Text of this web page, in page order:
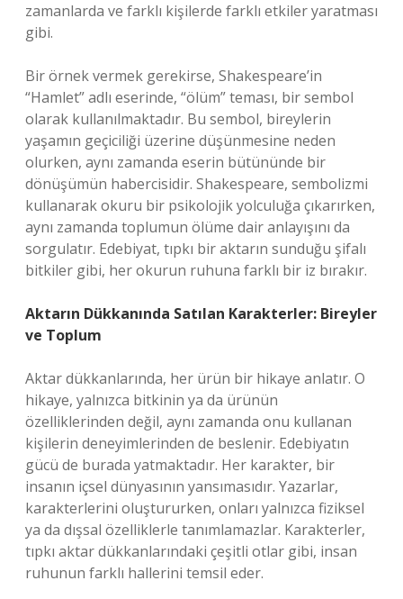
zamanlarda ve farklı kişilerde farklı etkiler yaratması
gibi.
Bir örnek vermek gerekirse, Shakespeare’in
“Hamlet” adlı eserinde, “ölüm” teması, bir sembol
olarak kullanılmaktadır. Bu sembol, bireylerin
yaşamın geçiciliği üzerine düşünmesine neden
olurken, aynı zamanda eserin bütününde bir
dönüşümün habercisidir. Shakespeare, sembolizmi
kullanarak okuru bir psikolojik yolculuğa çıkarırken,
aynı zamanda toplumun ölüme dair anlayışını da
sorgulatır. Edebiyat, tıpkı bir aktarın sunduğu şifalı
bitkiler gibi, her okurun ruhuna farklı bir iz bırakır.
Aktarın Dükkanında Satılan Karakterler: Bireyler
ve Toplum
Aktar dükkanlarında, her ürün bir hikaye anlatır. O
hikaye, yalnızca bitkinin ya da ürünün
özelliklerinden değil, aynı zamanda onu kullanan
kişilerin deneyimlerinden de beslenir. Edebiyatın
gücü de burada yatmaktadır. Her karakter, bir
insanın içsel dünyasının yansımasıdır. Yazarlar,
karakterlerini oluştururken, onları yalnızca fiziksel
ya da dışsal özelliklerle tanımlamazlar. Karakterler,
tıpkı aktar dükkanlarındaki çeşitli otlar gibi, insan
ruhunun farklı hallerini temsil eder.